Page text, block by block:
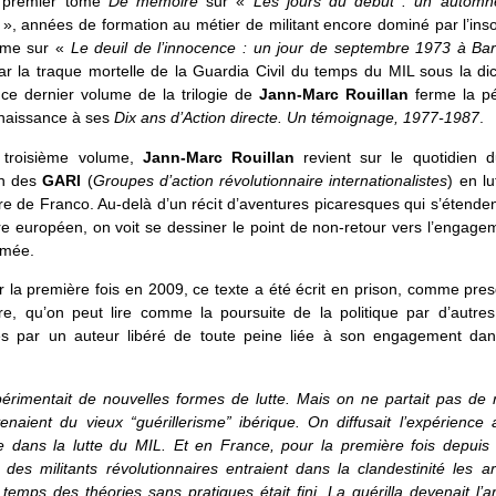
années de formation au métier de militant encore dominé par
sur « Le deuil de l’innocence : un jour de septembre 1973 à
la traque mortelle de la Guardia Civil du temps du MIL sous la
dernier volume de la trilogie de Jann-Marc Rouillan ferme la
à ses Dix ans d’Action directe. Un témoignage, 1977-1987.
volume, Jann-Marc Rouillan revient sur le quotidien
desGARI (Groupes d’action révolutionnaire internationalistes) en
de Franco. Au-delà d’un récit d’aventures picaresques qui
européen, on voit se dessiner le point de non-retour vers
la première fois en 2009, ce texte a été écrit en prison, comme
qu’on peut lire comme la poursuite de la politique par
par un auteur libéré de toute peine liée à son engagement
de nouvelles formes de lutte. Mais on ne partait pas de
du vieux “guérillerisme” ibérique. On diffusait l’expérience
dans la lutte du MIL. Et en France, pour la première fois depuis
des militants révolutionnaires entraient dans la clandestinité les
des théories sans pratiques était fini. La guérilla devenait